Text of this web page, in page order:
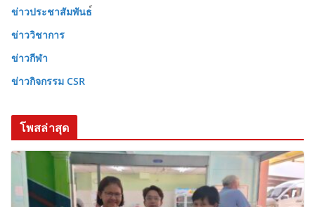
ข่าวประชาสัมพันธ
ข่าววิชาการ
ข่าวกีฬา
ข่าวกิจกรรม CSR
โพสล่าสุด